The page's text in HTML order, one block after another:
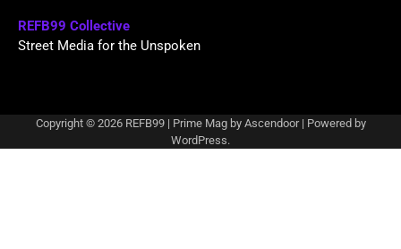
REFB99 Collective
Street Media for the Unspoken
Copyright © 2026 REFB99| Prime Mag by Ascendoor| Powered by
WordPress.